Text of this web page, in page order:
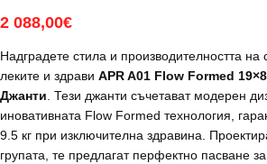
2 088,00€
Надградете стила и производителността на
леките и здрави APR A01 Flow Formed
Джанти. Тези джанти съчетават модерен
иновативната Flow Formed технология,
9.5 кг при изключителна здравина.
групата, те предлагат перфектно пасване